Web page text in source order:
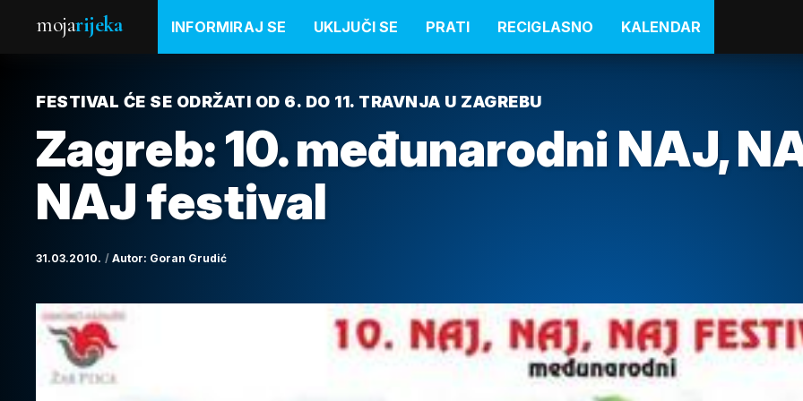
mojarijeka INFORMIRAJ SE UKLJUČI SE PRATI RECIGLASNO KALENDAR
FESTIVAL ĆE SE ODRŽATI OD 6. DO 11. TRAVNJA U ZAGREBU
Zagreb: 10. međunarodni NAJ,
NAJ festival
31.03.2010. Autor: Goran Grudić